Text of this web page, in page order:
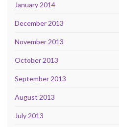
January 2014
December 2013
November 2013
October 2013
September 2013
August 2013
July 2013